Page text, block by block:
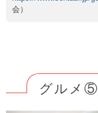
会）
グルメ⑤